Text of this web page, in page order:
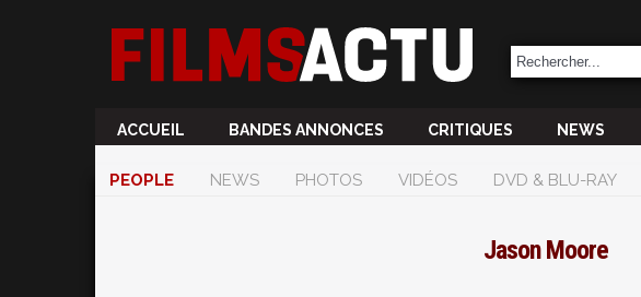
ACCUEIL BANDES ANNONCES CRITIQUES NEWS
PEOPLE NEWS PHOTOS VIDÉOS DVD & BLU-RAY
Jason Moore